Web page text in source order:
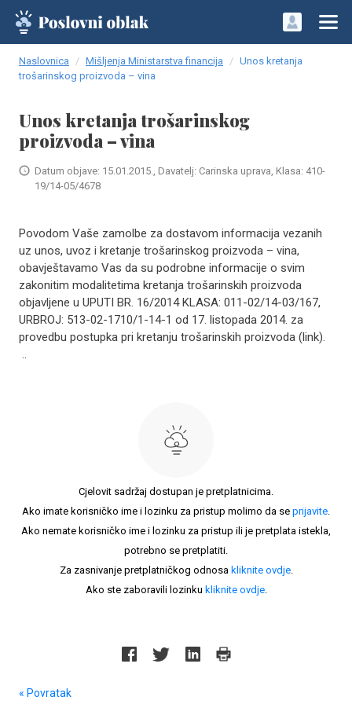
Naslovnica Mišljenja Ministarstva financija
Unos kretanja
trošarinskog proizvoda – vina
Unos kretanja trošarinskog
proizvoda – vina
Datum objave: 15.01.2015., Davatelj: Carinska uprava, Klasa: 410-
19/14-05/4678
Povodom Vaše zamolbe za dostavom informacija vezanih
uz unos, uvoz i kretanje trošarinskog proizvoda – vina,
obavještavamo Vas da su podrobne informacije o svim
zakonitim modalitetima kretanja trošarinskih proizvoda
objavljene u UPUTI BR. 16/2014 KLASA: 011-02/14-03/167,
URBROJ: 513-02-1710/1-14-1 od 17. listopada 2014. za
provedbu postupka pri kretanju trošarinskih proizvoda (link).
..
Cjelovit sadržaj dostupan je pretplatnicima.
Ako imate korisničko ime i lozinku za pristup molimo da se prijavite.
Ako nemate korisničko ime i lozinku za pristup ili je pretplata istekla,
potrebno se pretplatiti.
Za zasnivanje pretplatničkog odnosa kliknite ovdje.
Ako ste zaboravili lozinku kliknite ovdje.
« Povratak